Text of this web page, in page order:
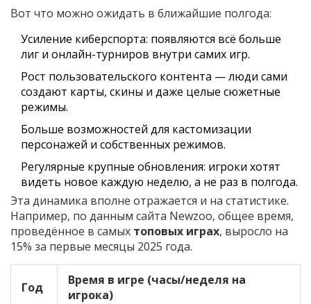
Вот что можно ожидать в ближайшие полгода:
Усиление киберспорта: появляются всё больше
лиг и онлайн-турниров внутри самих игр.
Рост пользовательского контента — люди сами
создают карты, скины и даже целые сюжетные
режимы.
Больше возможностей для кастомизации
персонажей и собственных режимов.
Регулярные крупные обновления: игроки хотят
видеть новое каждую неделю, а не раз в полгода.
Эта динамика вполне отражается и на статистике.
Например, по данным сайта Newzoo, общее время,
проведённое в самых топовых играх, выросло на
15% за первые месяцы 2025 года.
Год
Время в игре (часы/неделя на
игрока)